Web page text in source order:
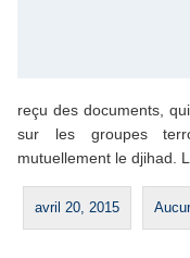
reçu des documents,
sur les groupes
mutuellement le djihad.
avril 20, 2015